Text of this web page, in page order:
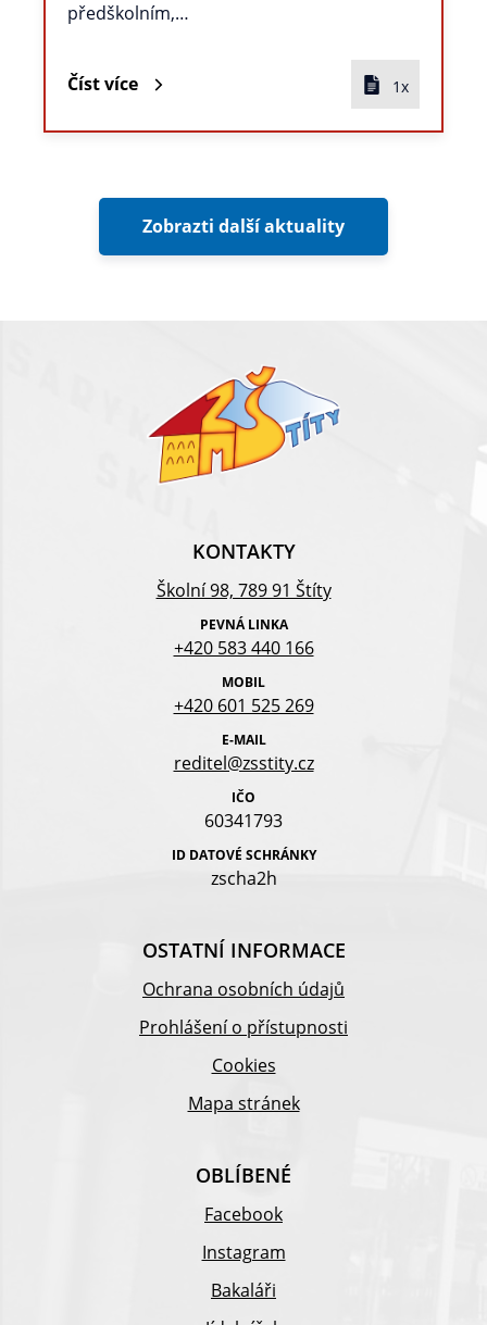
předškolním,…
Číst více 1x
Zobrazti další aktuality
KONTAKTY
Školní 98, 789 91 Štíty
PEVNÁ LINKA
+420 583 440 166
MOBIL
+420 601 525 269
E-MAIL
reditel@zsstity.cz
IČO
60341793
ID DATOVÉ SCHRÁNKY
zscha2h
OSTATNÍ INFORMACE
Ochrana osobních údajů
Prohlášení o přístupnosti
Cookies
Mapa stránek
OBLÍBENÉ
Facebook
Instagram
Bakaláři